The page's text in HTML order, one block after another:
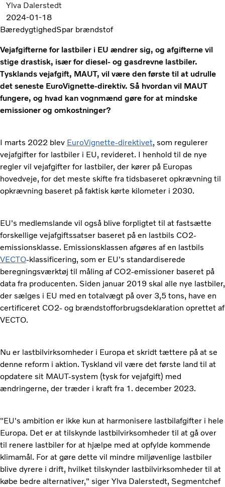
Ylva Dalerstedt
2024-01-18
BæredygtighedSpar brændstof
Vejafgifterne for lastbiler i EU ændrer sig, og afgifterne vil
stige drastisk, især for diesel- og gasdrevne lastbiler.
Tysklands vejafgift, MAUT, vil være den første til at udrulle
det seneste EuroVignette-direktiv. Så hvordan vil MAUT
fungere, og hvad kan vognmænd gøre for at mindske
emissioner og omkostninger?
I marts 2022 blev EuroVignette-direktivet, som regulerer
vejafgifter for lastbiler i EU, revideret. I henhold til de nye
regler vil vejafgifter for lastbiler, der kører på Europas
hovedveje, for det meste skifte fra tidsbaseret opkrævning til
opkrævning baseret på faktisk kørte kilometer i 2030.
EU's medlemslande vil også blive forpligtet til at fastsætte
forskellige vejafgiftssatser baseret på en lastbils CO2-
emissionsklasse. Emissionsklassen afgøres af en lastbils
VECTO-klassificering, som er EU's standardiserede
beregningsværktøj til måling af CO2-emissioner baseret på
data fra producenten. Siden januar 2019 skal alle nye lastbiler,
der sælges i EU med en totalvægt på over 3,5 tons, have en
certificeret CO2- og brændstofforbrugsdeklaration oprettet af
VECTO.
Nu er lastbilvirksomheder i Europa et skridt tættere på at se
denne reform i aktion. Tyskland vil være det første land til at
opdatere sit MAUT-system (tysk for vejafgift) med
ændringerne, der træder i kraft fra 1. december 2023.
"EU's ambition er ikke kun at harmonisere lastbilafgifter i hele
Europa. Det er at tilskynde lastbilvirksomheder til at gå over
til renere lastbiler for at hjælpe med at opfylde kommende
klimamål. For at gøre dette vil mindre miljøvenlige lastbiler
blive dyrere i drift, hvilket tilskynder lastbilvirksomheder til at
købe bedre alternativer," siger Ylva Dalerstedt, Segmentchef